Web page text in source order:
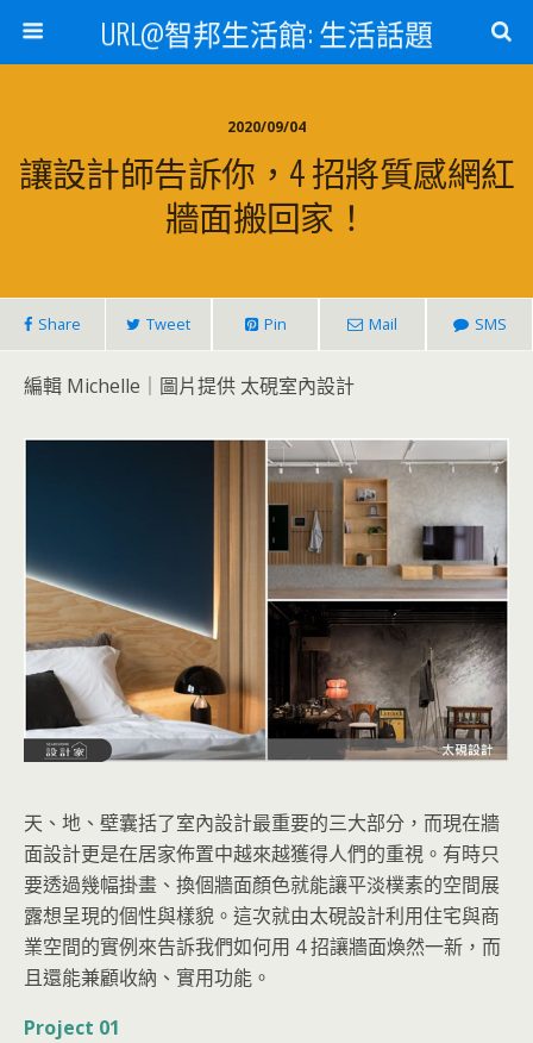
URL@智邦生活館: 生活話題
2020/09/04
讓設計師告訴你，4 招將質感網紅
牆面搬回家！
Share Tweet Pin Mail SMS
編輯 Michelle｜圖片提供 太硯室內設計
天、地、壁囊括了室內設計最重要的三大部分，而現在牆
面設計更是在居家佈置中越來越獲得人們的重視。有時只
要透過幾幅掛畫、換個牆面顏色就能讓平淡樸素的空間展
露想呈現的個性與樣貌。這次就由太硯設計利用住宅與商
業空間的實例來告訴我們如何用 4 招讓牆面煥然一新，而
且還能兼顧收納、實用功能。
Project 01